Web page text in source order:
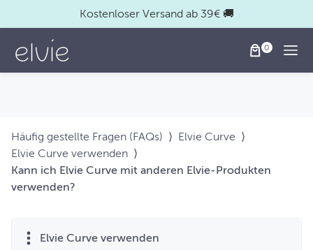
Kostenloser Versand ab 39€ 🚚
Häufig gestellte Fragen (FAQs) ⟩ Elvie Curve ⟩
Elvie Curve verwenden ⟩
Kann ich Elvie Curve mit anderen Elvie-Produkten
verwenden?
Elvie Curve verwenden